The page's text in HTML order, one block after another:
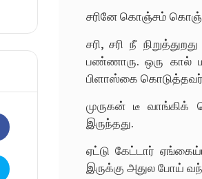
சரினே கொஞ்சம்
சரி, சரி நீ
பண்ணாரு. ஒரு கால்
பிளாஸ்கை கொடுத்தவர்
முருகன் டீ வாங்கிக்
இருந்தது.
ஏட்டு கேட்டார்
இருக்கு அதுல போய்